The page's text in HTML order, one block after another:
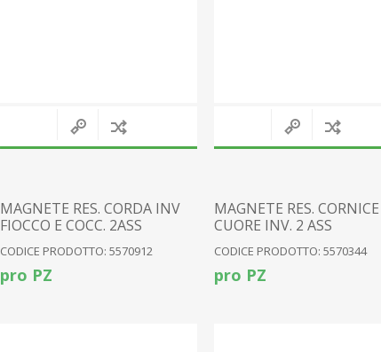
MAGNETE RES. CORDA INV
FIOCCO E COCC. 2ASS
CODICE PRODOTTO: 5570912
pro PZ
MAGNETE RES. CORNICE
CUORE INV. 2 ASS
CODICE PRODOTTO: 5570344
pro PZ